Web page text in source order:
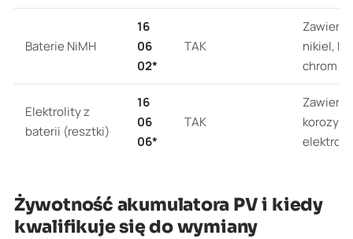
Baterie NiMH
16
06
02*
TAK
nikiel,
chrom
Elektrolity z
baterii (resztki)
16
06
06*
TAK
Żywotność akumulatora PV i kiedy
kwalifikuje się do wymiany